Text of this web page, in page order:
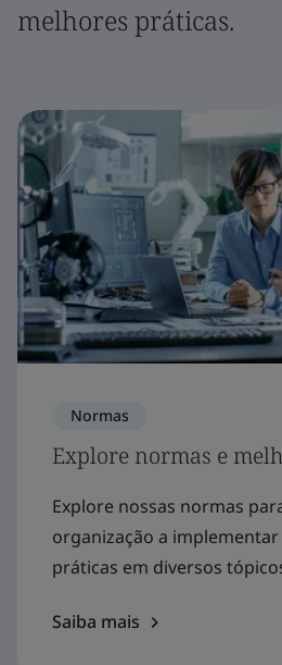
melhores práticas.
Normas
Explore normas e
Explore nossas normas
organização a
práticas em diversos
Saiba mais